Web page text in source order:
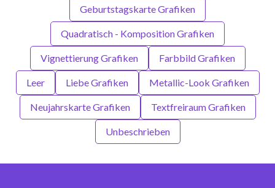
Geburtstagskarte Grafiken
Quadratisch - Komposition Grafiken
Vignettierung Grafiken Farbbild Grafiken
Leer Liebe Grafiken Metallic-Look Grafiken
Neujahrskarte Grafiken Textfreiraum Grafiken
Unbeschrieben